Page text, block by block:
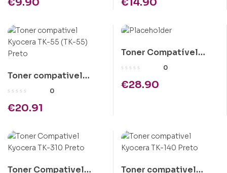
Toner compativel
Kyocera TK-55 (TK-55)
0
€20.91
Toner Compatível
Epson C1100 Amarelo
0
€28.90
Toner Compativel
Toner compativel